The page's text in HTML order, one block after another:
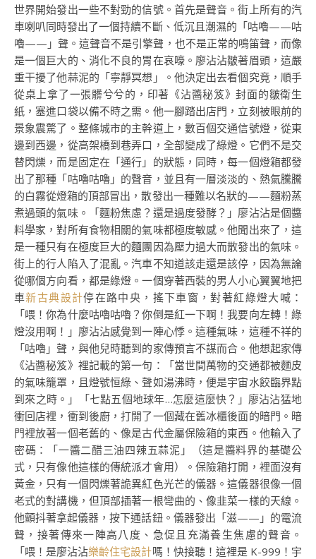
世界開始發出一些不對勁的信號。首先是聲音。街上所有的汽
車喇叭同時發出了一個持續不斷、低沉且潮濕的「咕嚕——咕
嚕——」聲。這聲音不是引擎聲，也不是正常的鳴笛聲，而像
是一個巨大的、消化不良的胃在哀嚎。廖沾沾皺著眉頭，這嚴
重干擾了他蒜泥的「寧靜冥想」。他決定出去看個究竟，順手
從桌上拿了一張髒兮兮的，印著《沾醬秘笈》封面的皺衛生
紙，塞進口袋以備不時之需。他一腳踏出店門，立刻被眼前的
景象震驚了。整條城市的主幹道上，數百個交通信號燈，從東
邊到西邊，從高架橋到巷弄口，全部變成了綠燈。它們不是交
替閃爍，而是固定在「通行」的狀態，同時，每一個燈箱都發
出了那種「咕嚕咕嚕」的聲音，並且有一層淡淡的、熱氣騰騰
的白霧從燈箱的頂部冒出，散發出一種難以名狀的——麵粉蒸
煮過頭的氣味。「麵粉焦慮？還是過度發酵？」廖沾沾是個醬
料學家，對所有食物相關的氣味都極度敏感。他聞出來了，這
是一種只有在極度巨大的麵團因為壓力過大而散發出的氣味。
街上的行人陷入了混亂。汽車不知道該走還是該停，因為無論
從哪個方向看，都是綠燈。一個穿著西裝的男人小心翼翼地把
車新古典設計停在路中央，搖下車窗，對著紅綠燈大喊：
「喂！你為什麼咕嚕咕嚕？你倒是紅一下啊！我要向左轉！綠
燈沒用啊！」廖沾沾感覺到一陣心悸。這種氣味，這種不祥的
「咕嚕」聲，與他兒時聽到的家傳預言不謀而合。他想起家傳
《沾醬秘笈》裡記載的第一句：「當世間萬物的交通都被麵皮
的氣味籠罩，且燈號恒綠、聲如湯沸時，便是宇宙水餃臨界點
到來之時。」「七點五個地球年…怎麼這麼快？」廖沾沾猛地
衝回店裡，衝到後廚，打開了一個藏在舊冰櫃後面的暗門。暗
門裡放著一個老舊的、像是古代金屬保險箱的東西。他輸入了
密碼：「一醬二醋三油四辣五蒜泥」（這是醬料界的基礎公
式，只有像他這樣的傳統派才會用）。保險箱打開，裡面沒有
黃金，只有一個閃爍著詭異紅色光芒的儀器。這儀器很像一個
老式的對講機，但頂部插著一根彎曲的、像韭菜一樣的天線。
他顫抖著拿起儀器，按下通話鈕。儀器發出「滋——」的電流
聲，接著傳來一陣高八度、急促且充滿養生焦慮的聲音。
「喂！是廖沾沾樂齡住宅設計嗎！快接聽！這裡是 K-999！宇